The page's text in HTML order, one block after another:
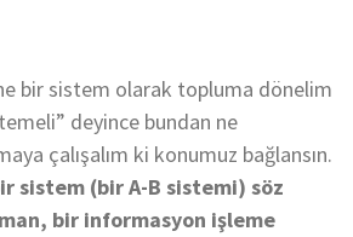
bir sistem olarak topluma dönelim
deyince bundan ne
çalışalım ki konumuz bağlansın.
sistem (bir A-B sistemi) söz
bir informasyon işleme